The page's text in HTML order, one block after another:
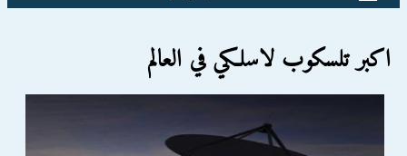
اكبر تلسكوب لاسلكي في العالم